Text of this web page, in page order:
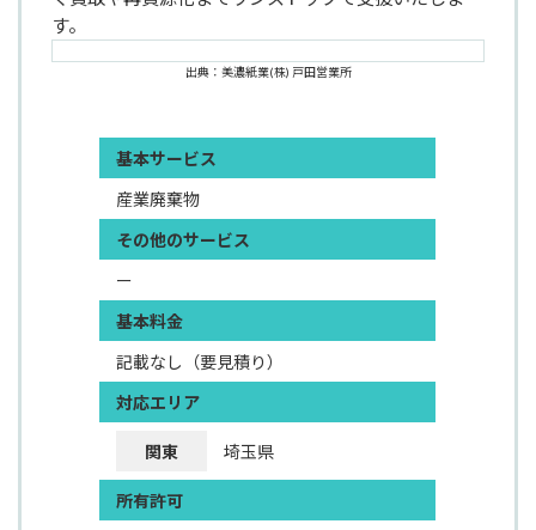
す。
出典：美濃紙業(株) 戸田営業所
基本サービス
産業廃棄物
その他のサービス
ー
基本料金
記載なし（要見積り）
対応エリア
関東 埼玉県
所有許可